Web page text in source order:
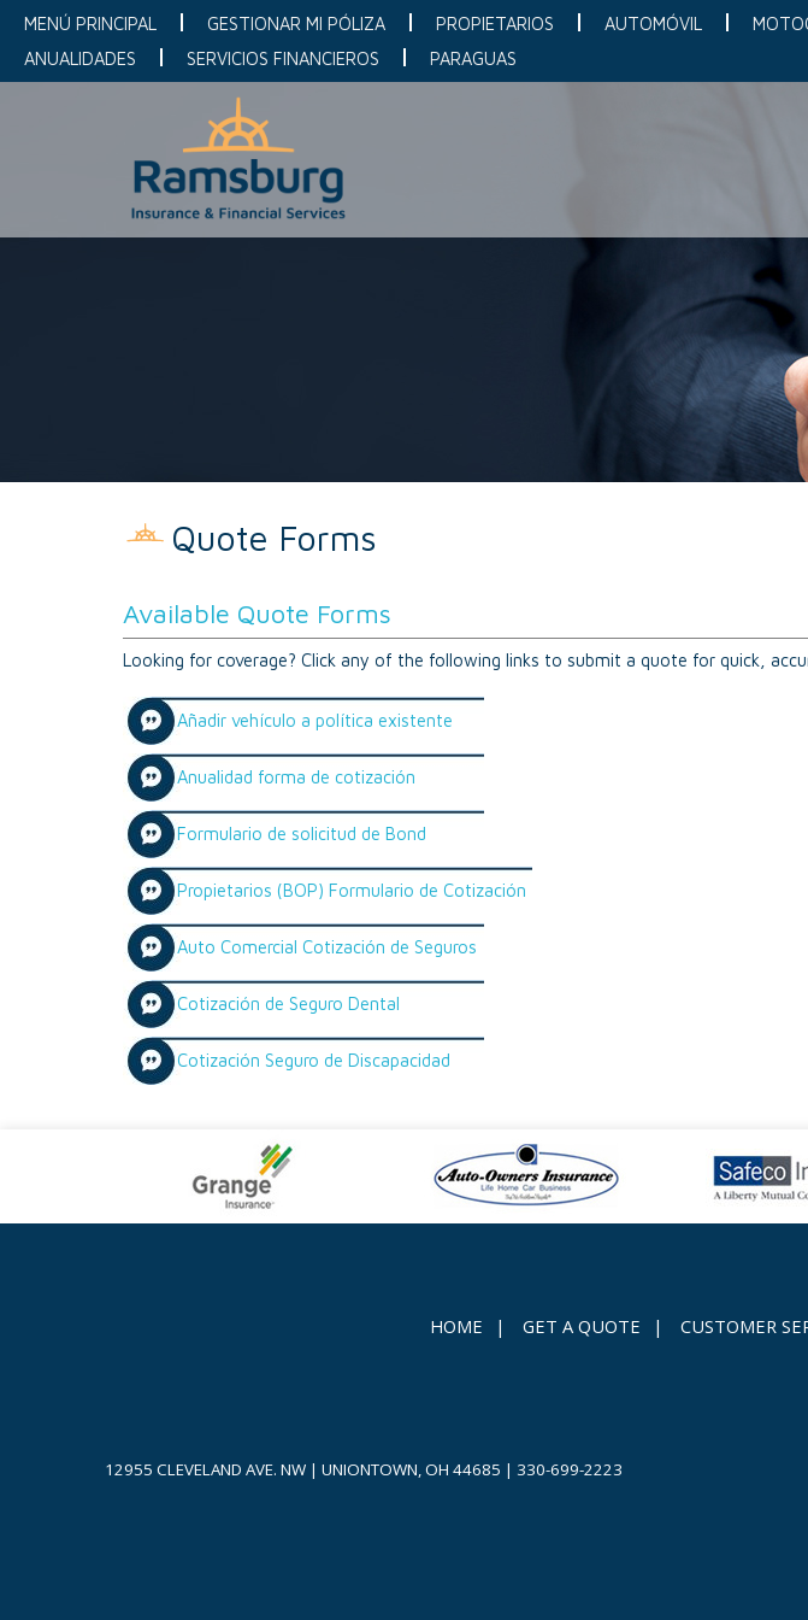
MENÚ PRINCIPAL GESTIONAR MI PÓLIZA PROPIETARIOS AUTOMÓVIL
ANUALIDADES
SERVICIOS FINANCIEROS PARAGUAS
Quote Forms
Available Quote Forms
Looking for coverage? Click any of the following links to submit a quote for quick,
Añadir vehículo a política existente
Anualidad forma de cotización
Formulario de solicitud de Bond
Propietarios (BOP) Formulario de Cotización
Auto Comercial Cotización de Seguros
Cotización de Seguro Dental
Cotización Seguro de Discapacidad
HOME | GET A QUOTE | CUSTOMER
12955 CLEVELAND AVE. NW | UNIONTOWN, OH 44685 | 330-699-2223